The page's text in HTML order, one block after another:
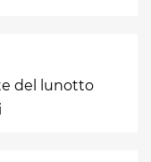
del lunotto